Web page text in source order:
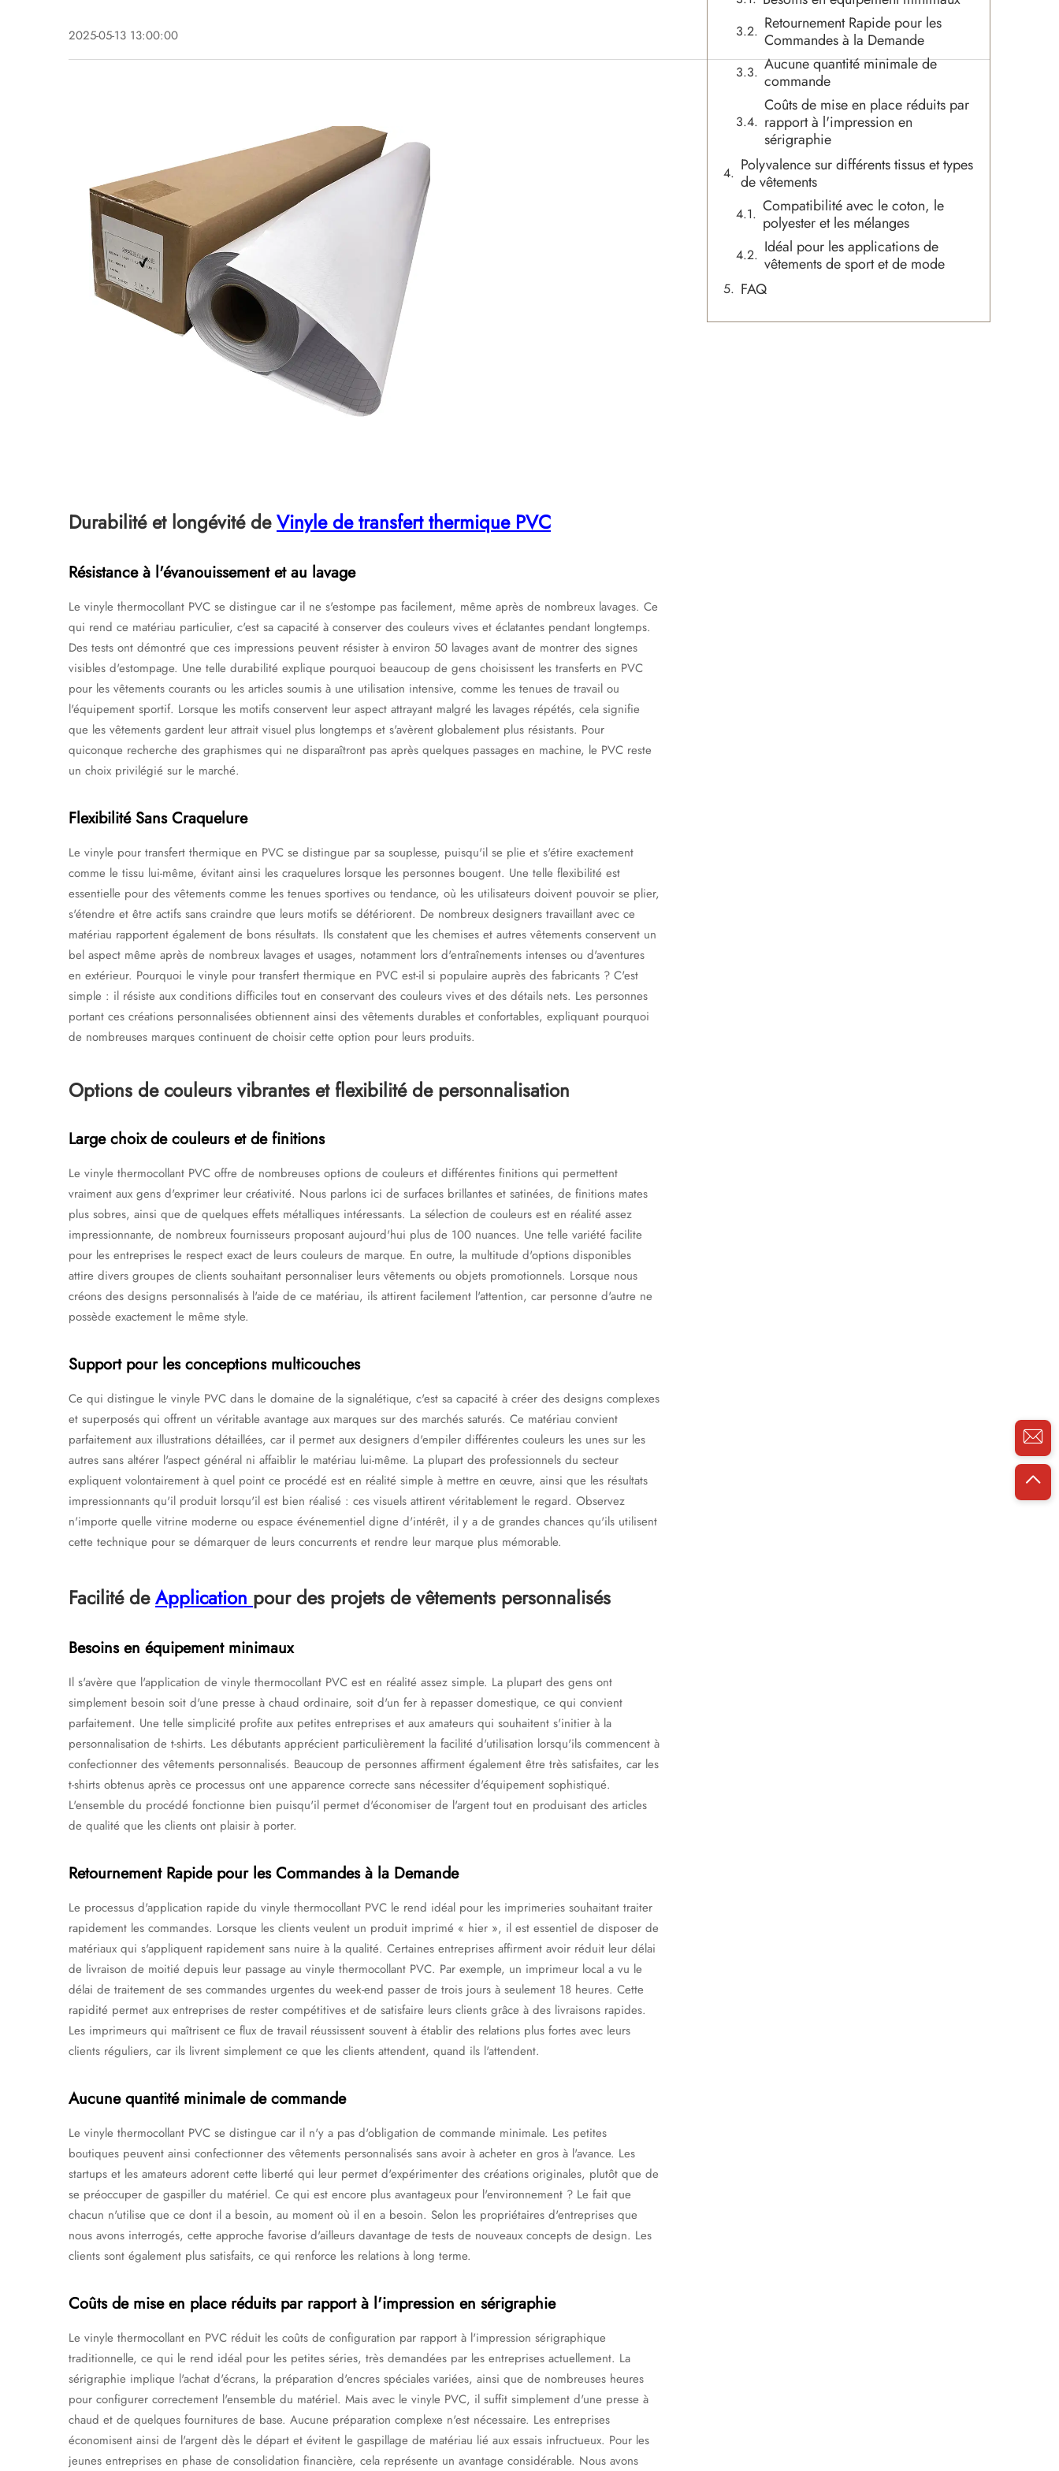
2025-05-13 13:00:00
Durabilité et longévité deVinyle de transfert thermique PVC
Résistance à l'évanouissement et au lavage
Le vinyle thermocollant PVC se distingue car il ne s'estompe pas facilement, même après de nombreux lavages. Ce
qui rend ce matériau particulier, c'est sa capacité à conserver des couleurs vives et éclatantes pendant longtemps.
Des tests ont démontré que ces impressions peuvent résister à environ 50 lavages avant de montrer des signes
visibles d'estompage. Une telle durabilité explique pourquoi beaucoup de gens choisissent les transferts en PVC
pour les vêtements courants ou les articles soumis à une utilisation intensive, comme les tenues de travail ou
l'équipement sportif. Lorsque les motifs conservent leur aspect attrayant malgré les lavages répétés, cela signifie
que les vêtements gardent leur attrait visuel plus longtemps et s'avèrent globalement plus résistants. Pour
quiconque recherche des graphismes qui ne disparaîtront pas après quelques passages en machine, le PVC reste
un choix privilégié sur le marché.
Flexibilité Sans Craquelure
Le vinyle pour transfert thermique en PVC se distingue par sa souplesse, puisqu'il se plie et s'étire exactement
comme le tissu lui-même, évitant ainsi les craquelures lorsque les personnes bougent. Une telle flexibilité est
essentielle pour des vêtements comme les tenues sportives ou tendance, où les utilisateurs doivent pouvoir se plier,
s'étendre et être actifs sans craindre que leurs motifs se détériorent. De nombreux designers travaillant avec ce
matériau rapportent également de bons résultats. Ils constatent que les chemises et autres vêtements conservent un
bel aspect même après de nombreux lavages et usages, notamment lors d'entraînements intenses ou d'aventures
en extérieur. Pourquoi le vinyle pour transfert thermique en PVC est-il si populaire auprès des fabricants ? C'est
simple : il résiste aux conditions difficiles tout en conservant des couleurs vives et des détails nets. Les personnes
portant ces créations personnalisées obtiennent ainsi des vêtements durables et confortables, expliquant pourquoi
de nombreuses marques continuent de choisir cette option pour leurs produits.
Options de couleurs vibrantes et flexibilité de personnalisation
Large choix de couleurs et de finitions
Le vinyle thermocollant PVC offre de nombreuses options de couleurs et différentes finitions qui permettent
vraiment aux gens d'exprimer leur créativité. Nous parlons ici de surfaces brillantes et satinées, de finitions mates
plus sobres, ainsi que de quelques effets métalliques intéressants. La sélection de couleurs est en réalité assez
impressionnante, de nombreux fournisseurs proposant aujourd'hui plus de 100 nuances. Une telle variété facilite
pour les entreprises le respect exact de leurs couleurs de marque. En outre, la multitude d'options disponibles
attire divers groupes de clients souhaitant personnaliser leurs vêtements ou objets promotionnels. Lorsque nous
créons des designs personnalisés à l'aide de ce matériau, ils attirent facilement l'attention, car personne d'autre ne
possède exactement le même style.
Support pour les conceptions multicouches
Ce qui distingue le vinyle PVC dans le domaine de la signalétique, c'est sa capacité à créer des designs complexes
et superposés qui offrent un véritable avantage aux marques sur des marchés saturés. Ce matériau convient
parfaitement aux illustrations détaillées, car il permet aux designers d'empiler différentes couleurs les unes sur les
autres sans altérer l'aspect général ni affaiblir le matériau lui-même. La plupart des professionnels du secteur
expliquent volontairement à quel point ce procédé est en réalité simple à mettre en œuvre, ainsi que les résultats
impressionnants qu'il produit lorsqu'il est bien réalisé : ces visuels attirent véritablement le regard. Observez
n'importe quelle vitrine moderne ou espace événementiel digne d'intérêt, il y a de grandes chances qu'ils utilisent
cette technique pour se démarquer de leurs concurrents et rendre leur marque plus mémorable.
Facilité deApplication pour des projets de vêtements personnalisés
Besoins en équipement minimaux
Il s'avère que l'application de vinyle thermocollant PVC est en réalité assez simple. La plupart des gens ont
simplement besoin soit d'une presse à chaud ordinaire, soit d'un fer à repasser domestique, ce qui convient
parfaitement. Une telle simplicité profite aux petites entreprises et aux amateurs qui souhaitent s'initier à la
personnalisation de t-shirts. Les débutants apprécient particulièrement la facilité d'utilisation lorsqu'ils commencent à
confectionner des vêtements personnalisés. Beaucoup de personnes affirment également être très satisfaites, car les
t-shirts obtenus après ce processus ont une apparence correcte sans nécessiter d'équipement sophistiqué.
L'ensemble du procédé fonctionne bien puisqu'il permet d'économiser de l'argent tout en produisant des articles
de qualité que les clients ont plaisir à porter.
Retournement Rapide pour les Commandes à la Demande
Le processus d'application rapide du vinyle thermocollant PVC le rend idéal pour les imprimeries souhaitant traiter
rapidement les commandes. Lorsque les clients veulent un produit imprimé « hier », il est essentiel de disposer de
matériaux qui s'appliquent rapidement sans nuire à la qualité. Certaines entreprises affirment avoir réduit leur délai
de livraison de moitié depuis leur passage au vinyle thermocollant PVC. Par exemple, un imprimeur local a vu le
délai de traitement de ses commandes urgentes du week-end passer de trois jours à seulement 18 heures. Cette
rapidité permet aux entreprises de rester compétitives et de satisfaire leurs clients grâce à des livraisons rapides.
Les imprimeurs qui maîtrisent ce flux de travail réussissent souvent à établir des relations plus fortes avec leurs
clients réguliers, car ils livrent simplement ce que les clients attendent, quand ils l'attendent.
Aucune quantité minimale de commande
Le vinyle thermocollant PVC se distingue car il n'y a pas d'obligation de commande minimale. Les petites
boutiques peuvent ainsi confectionner des vêtements personnalisés sans avoir à acheter en gros à l'avance. Les
startups et les amateurs adorent cette liberté qui leur permet d'expérimenter des créations originales, plutôt que de
se préoccuper de gaspiller du matériel. Ce qui est encore plus avantageux pour l'environnement ? Le fait que
chacun n'utilise que ce dont il a besoin, au moment où il en a besoin. Selon les propriétaires d'entreprises que
nous avons interrogés, cette approche favorise d'ailleurs davantage de tests de nouveaux concepts de design. Les
clients sont également plus satisfaits, ce qui renforce les relations à long terme.
Coûts de mise en place réduits par rapport à l'impression en sérigraphie
Le vinyle thermocollant en PVC réduit les coûts de configuration par rapport à l'impression sérigraphique
traditionnelle, ce qui le rend idéal pour les petites séries, très demandées par les entreprises actuellement. La
sérigraphie implique l'achat d'écrans, la préparation d'encres spéciales variées, ainsi que de nombreuses heures
pour configurer correctement l'ensemble du matériel. Mais avec le vinyle PVC, il suffit simplement d'une presse à
chaud et de quelques fournitures de base. Aucune préparation complexe n'est nécessaire. Les entreprises
économisent ainsi de l'argent dès le départ et évitent le gaspillage de matériau lié aux essais infructueux. Pour les
jeunes entreprises en phase de consolidation financière, cela représente un avantage considérable. Nous avons
Retournement Rapide pour les
Commandes à la Demande
Aucune quantité minimale de
commande
Coûts de mise en place réduits par
rapport à l'impression en
sérigraphie
Polyvalence sur différents tissus et types
de vêtements
Compatibilité avec le coton, le
polyester et les mélanges
Idéal pour les applications de
vêtements de sport et de mode
FAQ